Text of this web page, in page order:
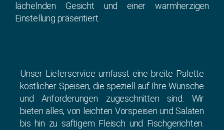
lächelnden Gesicht und einer warmherzigen
Einstellung präsentiert.
Unser Lieferservice umfasst eine breite Palette
köstlicher Speisen, die speziell auf Ihre Wünsche
und Anforderungen zugeschnitten sind. Wir
bieten alles, von leichten Vorspeisen und Salaten
bis hin zu saftigem Fleisch und Fischgerichten.